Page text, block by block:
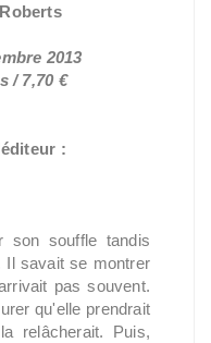
2013
/ 7,70 €
:
son souffle tandis
Il savait se montrer
pas souvent.
qu'elle prendrait
relâcherait. Puis,